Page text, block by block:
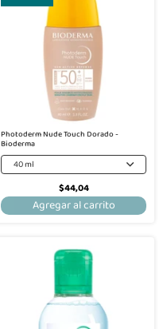
Photoderm Nude Touch Dorado -
Bioderma
40 ml
$44,04
Agregar al carrito